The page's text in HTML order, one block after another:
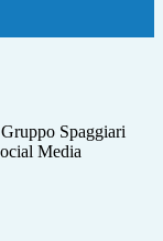
Spaggiari
Media